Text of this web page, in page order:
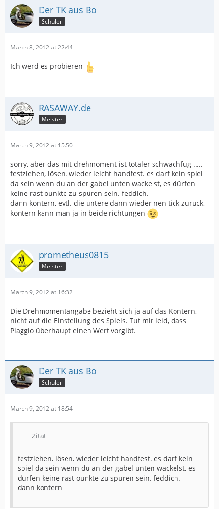
Der TK aus Bo
Schüler
March 8, 2012 at 22:44
Ich werd es probieren
RASAWAY.de
Meister
March 9, 2012 at 15:50
sorry, aber das mit drehmoment ist totaler schwachfug .....
festziehen, lösen, wieder leicht handfest. es darf kein spiel
da sein wenn du an der gabel unten wackelst, es dürfen
keine rast ounkte zu spüren sein. feddich.
dann kontern, evtl. die untere dann wieder nen tick zurück,
kontern kann man ja in beide richtungen
prometheus0815
Meister
March 9, 2012 at 16:32
Die Drehmomentangabe bezieht sich ja auf das Kontern,
nicht auf die Einstellung des Spiels. Tut mir leid, dass
Piaggio überhaupt einen Wert vorgibt.
Der TK aus Bo
Schüler
March 9, 2012 at 18:54
Zitat
festziehen, lösen, wieder leicht handfest. es darf kein
spiel da sein wenn du an der gabel unten wackelst, es
dürfen keine rast ounkte zu spüren sein. feddich.
dann kontern